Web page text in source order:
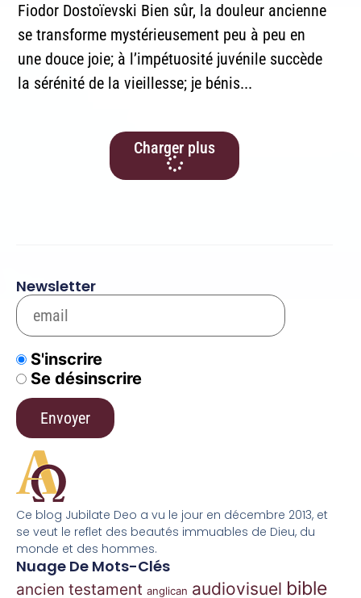
Fiodor Dostoïevski Bien sûr, la douleur ancienne
se transforme mystérieusement peu à peu en
une douce joie; à l’impétuosité juvénile succède
la sérénité de la vieillesse; je bénis...
Charger plus
Ce blog Jubilate Deo a vu le jour en décembre 2013, et
se veut le reflet des beautés immuables de Dieu, du
monde et des hommes.
Nuage De Mots-Clés
ancien testament anglican audiovisuel bible
Newsletter
S'inscrire
Se désinscrire